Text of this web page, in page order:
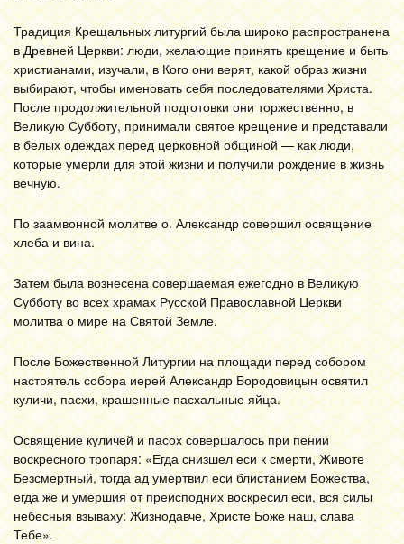
Традиция Крещальных литургий была широко распространена
в Древней Церкви: люди, желающие принять крещение и быть
христианами, изучали, в Кого они верят, какой образ жизни
выбирают, чтобы именовать себя последователями Христа.
После продолжительной подготовки они торжественно, в
Великую Субботу, принимали святое крещение и представали
в белых одеждах перед церковной общиной — как люди,
которые умерли для этой жизни и получили рождение в жизнь
вечную.
По заамвонной молитве о. Александр совершил освящение
хлеба и вина.
Затем была вознесена совершаемая ежегодно в Великую
Субботу во всех храмах Русской Православной Церкви
молитва о мире на Святой Земле.
После Божественной Литургии на площади перед собором
настоятель собора иерей Александр Бородовицын освятил
куличи, пасхи, крашенные пасхальные яйца.
Освящение куличей и пасох совершалось при пении
воскресного тропаря: «Егда снизшел еси к смерти, Животе
Безсмертный, тогда ад умертвил еси блистанием Божества,
егда же и умершия от преисподних воскресил еси, вся силы
небесныя взываху: Жизнодавче, Христе Боже наш, слава
Тебе».